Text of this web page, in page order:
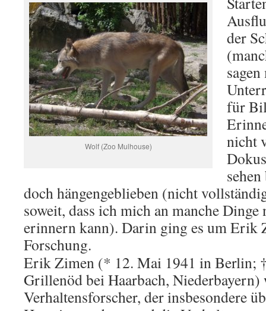
Wolf (Zoo Mulhouse)
der
für
nicht
doch hängengeblieben (nicht
soweit, dass ich mich an manche Dinge
erinnern kann). Darin ging es um Erik
Forschung.
Erik Zimen (* 12. Mai 1941 in Berlin;
Grillenöd bei Haarbach, Niederbayern)
Verhaltensforscher, der insbesondere